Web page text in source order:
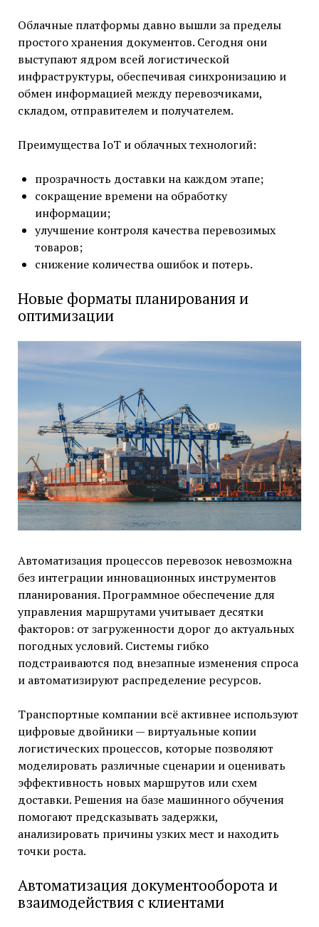
Облачные платформы давно вышли за пределы
простого хранения документов. Сегодня они
выступают ядром всей логистической
инфраструктуры, обеспечивая синхронизацию и
обмен информацией между перевозчиками,
складом, отправителем и получателем.
Преимущества IoT и облачных технологий:
прозрачность доставки на каждом этапе;
сокращение времени на обработку
информации;
улучшение контроля качества перевозимых
товаров;
снижение количества ошибок и потерь.
Новые форматы планирования и
оптимизации
Автоматизация процессов перевозок невозможна
без интеграции инновационных инструментов
планирования. Программное обеспечение для
управления маршрутами учитывает десятки
факторов: от загруженности дорог до актуальных
погодных условий. Системы гибко
подстраиваются под внезапные изменения спроса
и автоматизируют распределение ресурсов.
Транспортные компании всё активнее используют
цифровые двойники — виртуальные копии
логистических процессов, которые позволяют
моделировать различные сценарии и оценивать
эффективность новых маршрутов или схем
доставки. Решения на базе машинного обучения
помогают предсказывать задержки,
анализировать причины узких мест и находить
точки роста.
Автоматизация документооборота и
взаимодействия с клиентами